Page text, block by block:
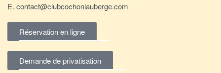
E. contact@clubcochonlauberge.com
Réservation en ligne
Demande de privatisation